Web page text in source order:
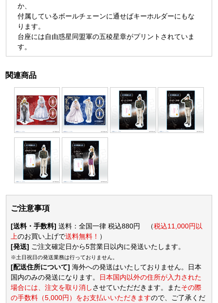
か、
付属しているボールチェーンに通せばキーホルダーにもな
ります。
台座には自由惑星同盟軍の五稜星章がプリントされていま
す。
関連商品
ご注意事項
[送料・手数料] 送料：全国一律 税込880円 （税込11,000円以
上のお買い上げで送料無料！ ）
[発送] ご注文確定日から5営業日以内に発送いたします。
※土日祝日の発送業務は行っておりません。
[配送住所について] 海外への発送はいたしておりません。日本
国内のみの発送になります。 日本国内以外の住所が入力された
場合には、注文を取り消しさせていただだきます。またその際
の手数料（5,000円）をお支払いいただきますので、ご了承くだ